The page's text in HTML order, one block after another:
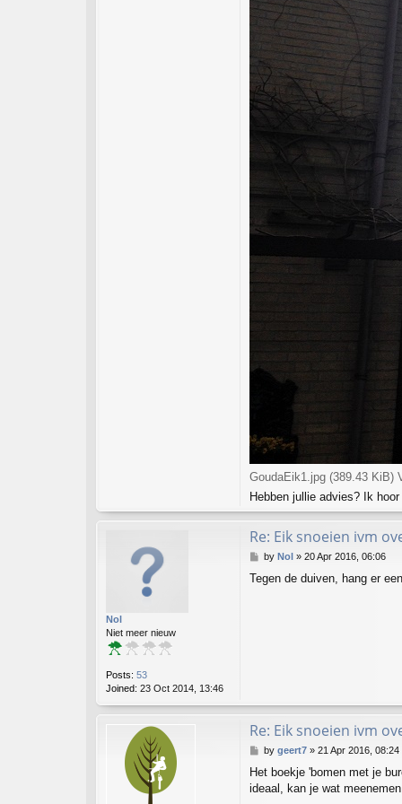
GoudaEik1.jpg (389.43 KiB)
Hebben jullie advies? Ik
Nol
Niet meer nieuw
Posts: 53
Joined: 23 Oct 2014, 13:46
Re: Eik snoeien ivm
P
s
by Nol» 20 Apr 2016, 06:06
Tegen de duiven, hang er
Re: Eik snoeien ivm
P
s
t
by geert7» 21 Apr 2016, 08:24
Het boekje 'bomen met je
ideaal, kan je wat